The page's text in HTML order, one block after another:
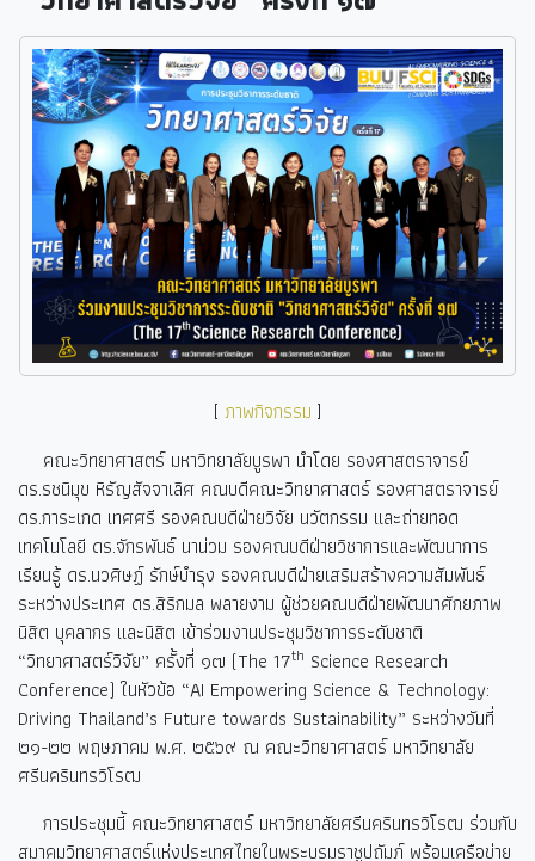
[ ภาพกิจกรรม ]
คณะวิทยาศาสตร์ มหาวิทยาลัยบูรพา นำโดย รองศาสตราจารย์
ดร.รชนิมุข หิรัญสัจจาเลิศ คณบดีคณะวิทยาศาสตร์ รองศาสตราจารย์
ดร.การะเกด เทศศรี รองคณบดีฝ่ายวิจัย นวัตกรรม และถ่ายทอด
เทคโนโลยี ดร.จักรพันธ์ นาน่วม รองคณบดีฝ่ายวิชาการและพัฒนาการ
เรียนรู้ ดร.นวศิษฏ์ รักษ์บำรุง รองคณบดีฝ่ายเสริมสร้างความสัมพันธ์
ระหว่างประเทศ ดร.สิริกมล พลายงาม ผู้ช่วยคณบดีฝ่ายพัฒนาศักยภาพ
นิสิต บุคลากร และนิสิต เข้าร่วมงานประชุมวิชาการระดับชาติ
“วิทยาศาสตร์วิจัย” ครั้งที่ ๑๗ (The 17th Science Research
Conference) ในหัวข้อ “AI Empowering Science & Technology:
Driving Thailand’s Future towards Sustainability” ระหว่างวันที่
๒๑-๒๒ พฤษภาคม พ.ศ. ๒๕๖๙ ณ คณะวิทยาศาสตร์ มหาวิทยาลัย
ศรีนครินทรวิโรฒ
การประชุมนี้ คณะวิทยาศาสตร์ มหาวิทยาลัยศรีนครินทรวิโรฒ ร่วมกับ
สมาคมวิทยาศาสตร์แห่งประเทศไทยในพระบรมราชูปถัมภ์ พร้อมเครือข่าย